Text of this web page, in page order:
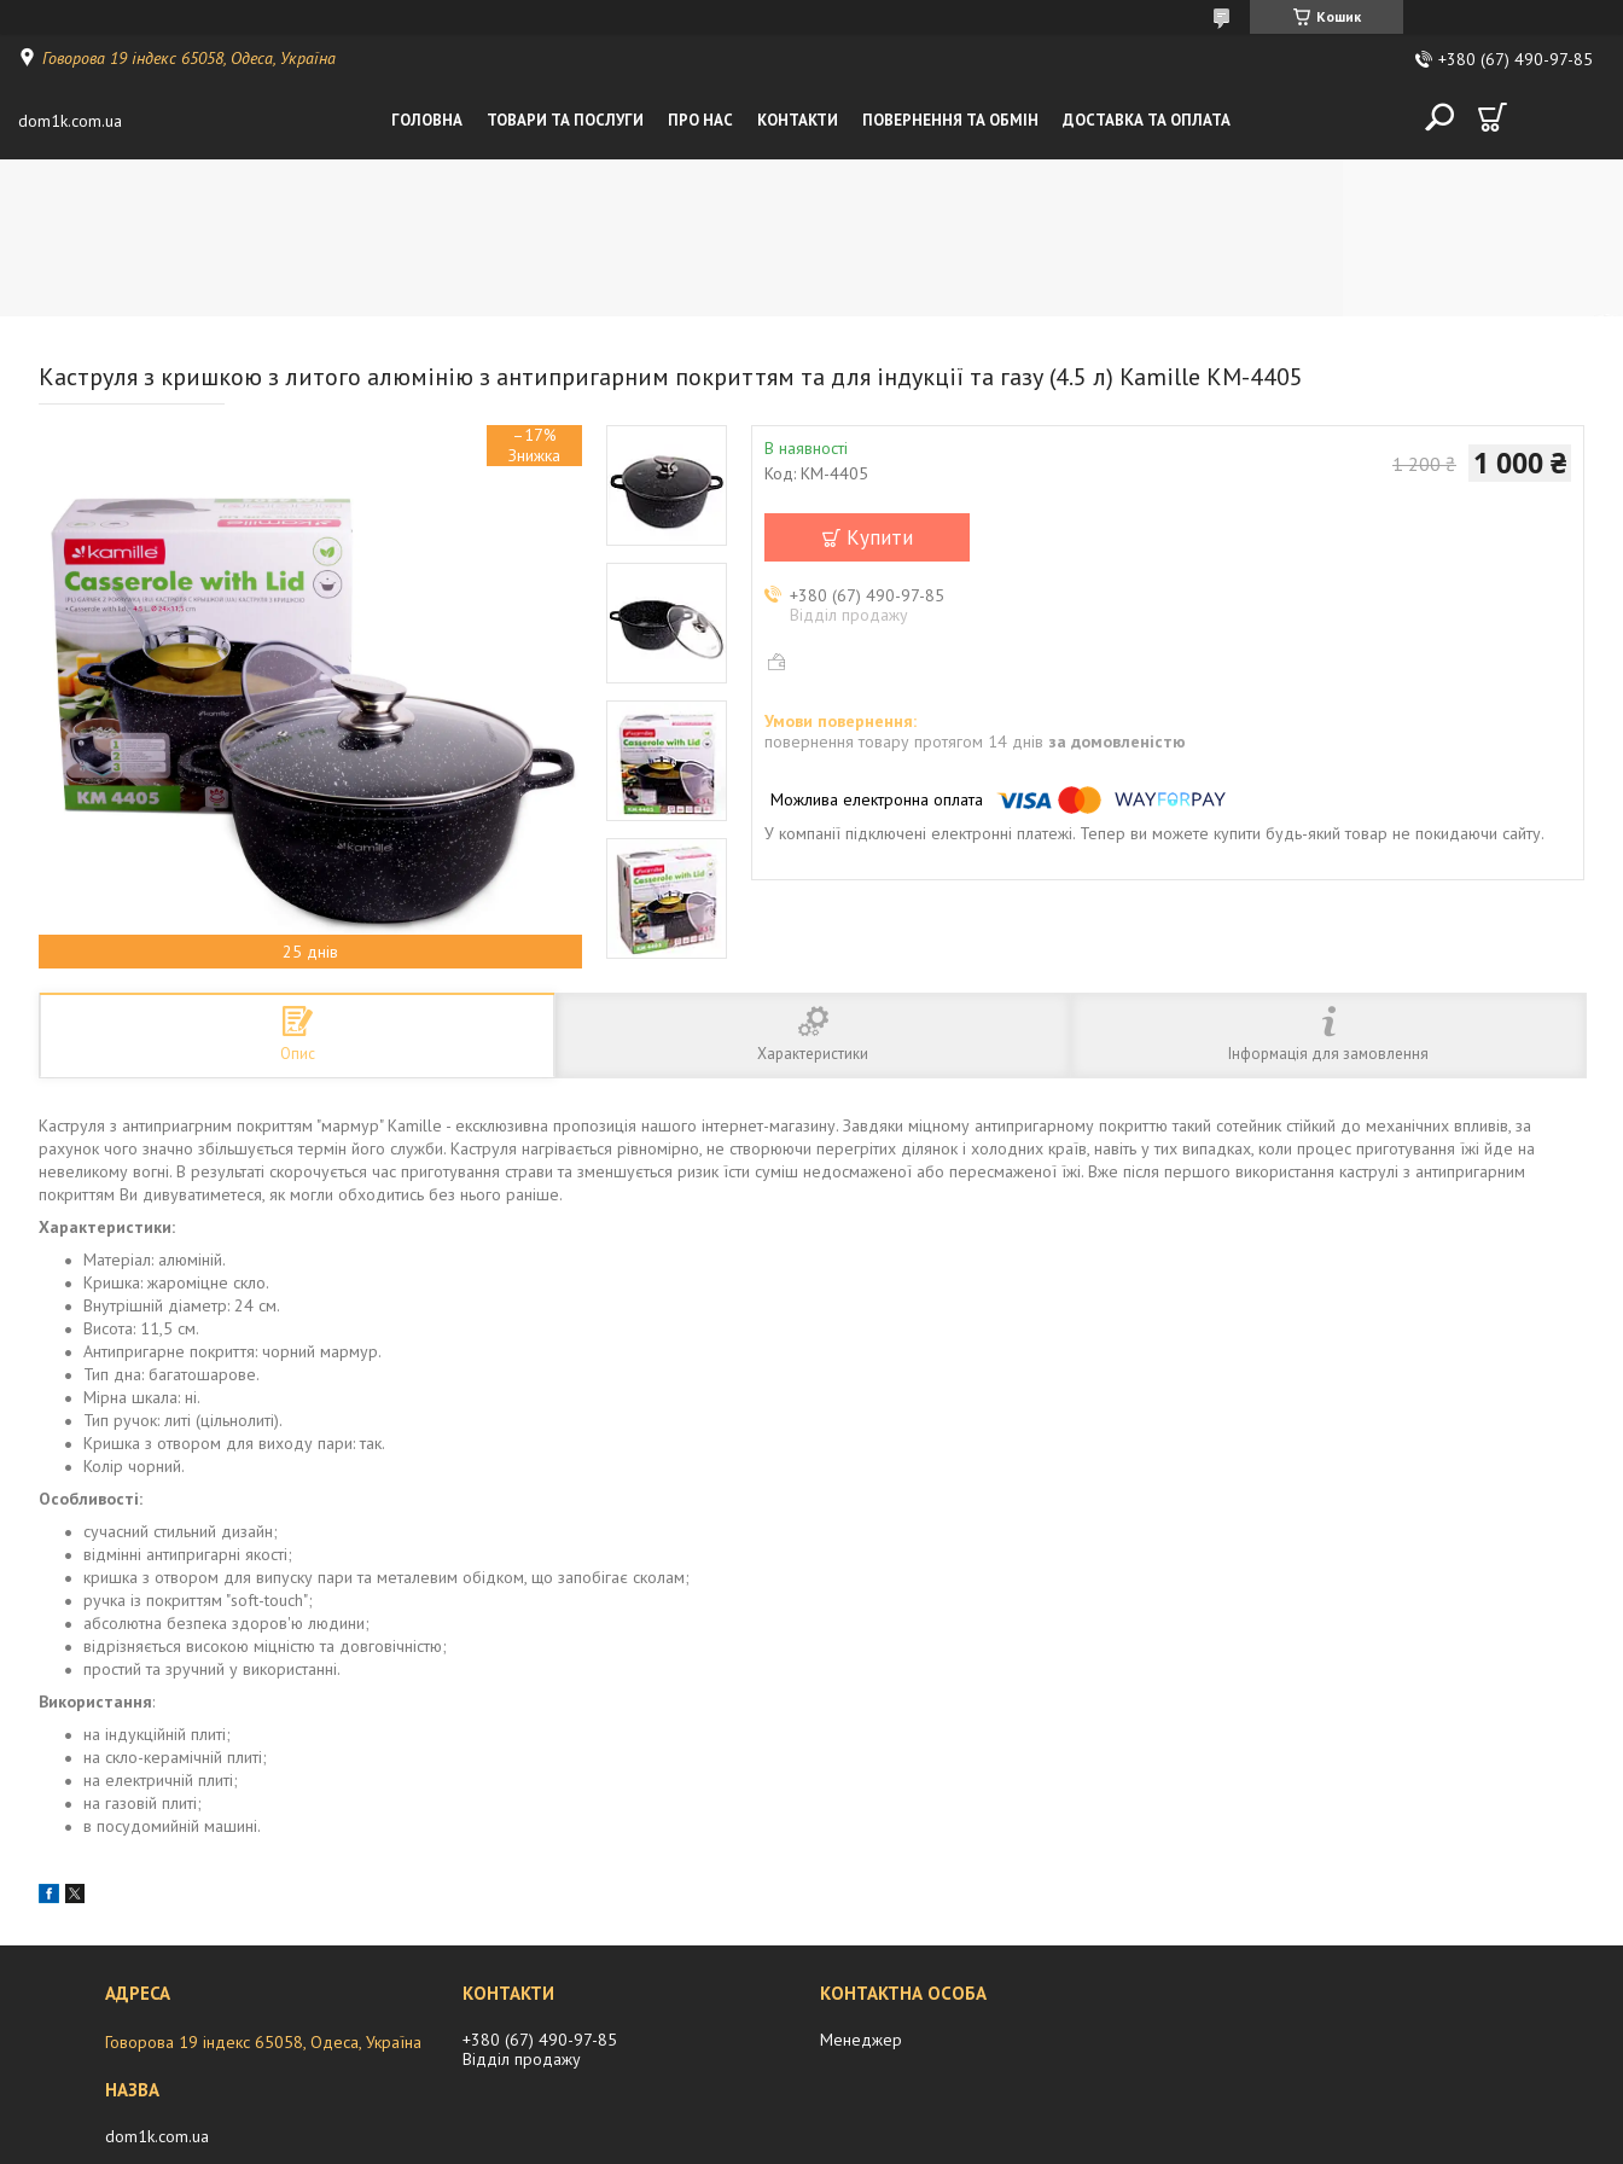
Кошик
Говорова 19 індекс 65058, Одеса, Україна +380 (67) 490-97-85
dom1k.com.ua ГОЛОВНА ТОВАРИ ТА ПОСЛУГИ ПРО НАС КОНТАКТИ ПОВЕРНЕННЯ ТА ОБМIН ДОСТАВКА ТА ОПЛАТА
Каструля з кришкою з литого алюмінію з антипригарним покриттям та для індукції та газу (4.5 л) Kamille KM-4405
–17%
25 днів
В наявності
Код: KM-4405 1 200 ₴ 1 000 ₴
Купити
+380 (67) 490-97-85
Відділ продажу
повернення товару протягом 14 днів за домовленістю
У компанії підключені електронні платежі. Тепер ви можете купити будь-який товар не покидаючи сайту.
Опис Характеристики Інформація для замовлення
Каструля з антиприагрним покриттям "мармур" Kamille - ексклюзивна пропозиція нашого інтернет-магазину. Завдяки міцному антипригарному покриттю такий сотейник стійкий до механічних впливів, за
рахунок чого значно збільшується термін його служби. Каструля нагрівається рівномірно, не створюючи перегрітих ділянок і холодних країв, навіть у тих випадках, коли процес приготування їжі йде на
невеликому вогні. В результаті скорочується час приготування страви та зменшується ризик їсти суміш недосмаженої або пересмаженої їжі. Вже після першого використання каструлі з антипригарним
покриттям Ви дивуватиметеся, як могли обходитись без нього раніше.
Характеристики:
Матеріал: алюміній.
Кришка: жароміцне скло.
Внутрішній діаметр: 24 см.
Висота: 11,5 см.
Антипригарне покриття: чорний мармур.
Тип дна: багатошарове.
Мірна шкала: ні.
Тип ручок: литі (цільнолиті).
Кришка з отвором для виходу пари: так.
Колір чорний.
Особливості:
сучасний стильний дизайн;
відмінні антипригарні якості;
кришка з отвором для випуску пари та металевим обідком, що запобігає сколам;
ручка із покриттям "soft-touch";
абсолютна безпека здоров'ю людини;
відрізняється високою міцністю та довговічністю;
простий та зручний у використанні.
Використання:
на індукційній плиті;
на скло-керамічній плиті;
на електричній плиті;
на газовій плиті;
в посудомийній машині.
Говорова 19 індекс 65058, Одеса, Україна
dom1k.com.ua
+380 (67) 490-97-85
Відділ продажу
Менеджер